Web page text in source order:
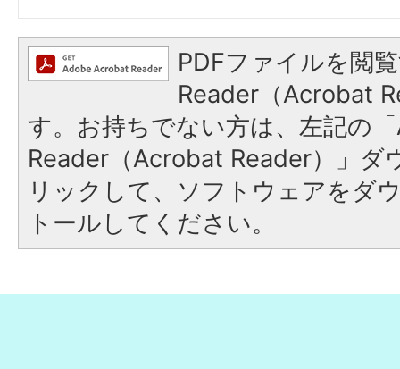
PDFファイルを閲
Reader（Acrobat
す。お持ちでない方は、左記の
Reader（Acrobat Reader）」ダ
リックして、ソフトウェアをダ
トールしてください。